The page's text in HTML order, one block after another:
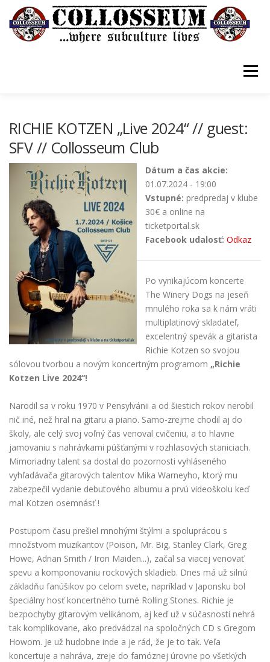
Prejsť
obsah
Menu
KONTAKTY GUESTBOOK
RICHIE KOTZEN „Live 2024“ // guest:
SFV // Collosseum Club
Dátum a čas akcie:
01.07.2024 - 19:00
Vstupné: predpredaj v klube
30€ a online na
ticketportal.sk
Facebook udalosť: Odkaz
Po vynikajúcom koncerte
The Winery Dogs na jeseň
mnulého roka sa k nám vráti
multiplatinový skladateľ,
excelentný spevák a gitarista
Richie Kotzen so svojou
sólovou tvorbou a novým koncertným programom „Richie
Kotzen Live 2024“!
Narodil sa v roku 1970 v Pensylvánii a od šiestich rokov nerobil
nič iné, než hral na gitaru a piano. Samo-zrejme chodil aj do
školy, ale celý svoj voľný čas venoval cvičeniu, a to hlavne
jamovaniu s nahrávkami púšťanými v rozhlasových staniciach.
Mimoriadny talent sa dostal do pozornosti vyhláseného
vyhľadávača gitarových talentov Mika Warneyho, ktorý mu
zabezpečil vydanie debutového albumu a prvú videoškolu keď
mal Kotzen osemnásť !
Postupom času prešiel mnohými štýlmi a spoluprácou s
množstvom muzikantov (Poison, Mr. Big, Stanley Clark, Greg
Howe, Adrian Smith / Iron Maiden...), začal sa viacej venovať
spevu a komponovaniu rockových skladieb. Dnes má už silnú
základňu fanúšikov po celom svete, napríklad v Japonsku bol
špeciálny hosť koncertného turné Rolling Stones. Richie je
bezpochyby gitarovým velikánom, aj keď už v súčasnosti nehrá
tak komplikovane, ako predvádzal na spoločných CD s Gregom
Howom. Je už hudobne inde a je rád, že je to tak. Veľa
koncertuje a nahráva, zreje do famóznej úrovne po všetkých